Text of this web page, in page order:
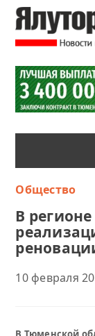
Общество
В
10 февраля